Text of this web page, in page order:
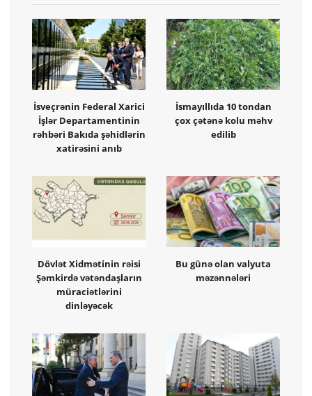
İsveçrənin Federal Xarici
İşlər Departamentinin
rəhbəri Bakıda şəhidlərin
xatirəsini anıb
İsmayıllıda 10 tondan
çox çətənə kolu məhv
edilib
Dövlət Xidmətinin rəisi
Şəmkirdə vətəndaşların
müraciətlərini
dinləyəcək
Bu günə olan valyuta
məzənnələri